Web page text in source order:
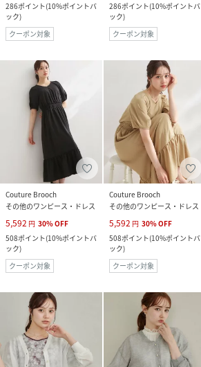
286ポイント(10%ポイントバ
ック)
クーポン対象
286ポイント(10%ポイントバ
ック)
クーポン対象
Couture Brooch
その他のワンピース・ドレス
5,592 円 30%OFF
508ポイント(10%ポイントバ
ック)
クーポン対象
Couture Brooch
その他のワンピース・ドレス
5,592 円 30%OFF
508ポイント(10%ポイントバ
ック)
クーポン対象